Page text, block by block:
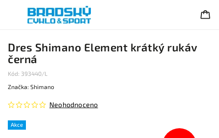
Dres Shimano Element krátký rukáv
černá
Kód: 393440/L
Akce
Neohodnoceno
Značka: Shimano